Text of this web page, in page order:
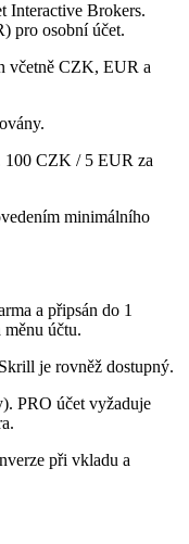
Interactive Brokers.
pro osobní účet.
včetně CZK, EUR a
100 CZK / 5 EUR za
minimálního
a připsán do 1
účtu.
je rovněž dostupný.
PRO účet vyžaduje
při vkladu a